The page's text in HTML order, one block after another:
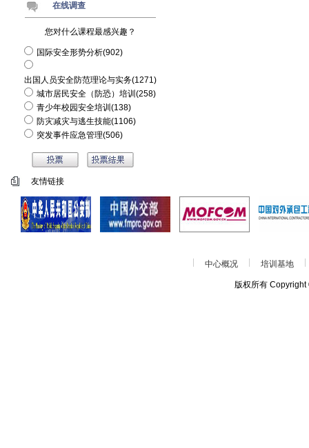
在线调查
您对什么课程最感兴趣？
国际安全形势分析(902)
出国人员安全防范理论与实务(1271)
城市居民安全（防恐）培训(258)
青少年校园安全培训(138)
防灾减灾与逃生技能(1106)
突发事件应急管理(506)
友情链接
中心概况 培训基地
版权所有